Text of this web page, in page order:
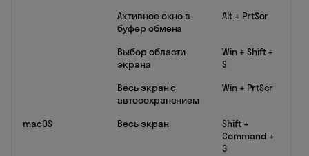
Активное окно в
буфер обмена
Alt + PrtScr
Выбор области
экрана
Win + Shift +
S
Весь экран с
автосохранением
Win + PrtScr
macOS Весь экран
Shift +
Command +
3